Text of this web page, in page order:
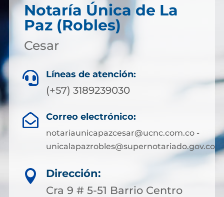
Notaría Única de La
Paz (Robles)
Cesar
 Líneas de atención:
(+57) 3189239030
 Correo electrónico:
notariaunicapazcesar@ucnc.com.co -
unicalapazrobles@supernotariado.gov.co

Dirección:
Cra 9 # 5-51 Barrio Centro